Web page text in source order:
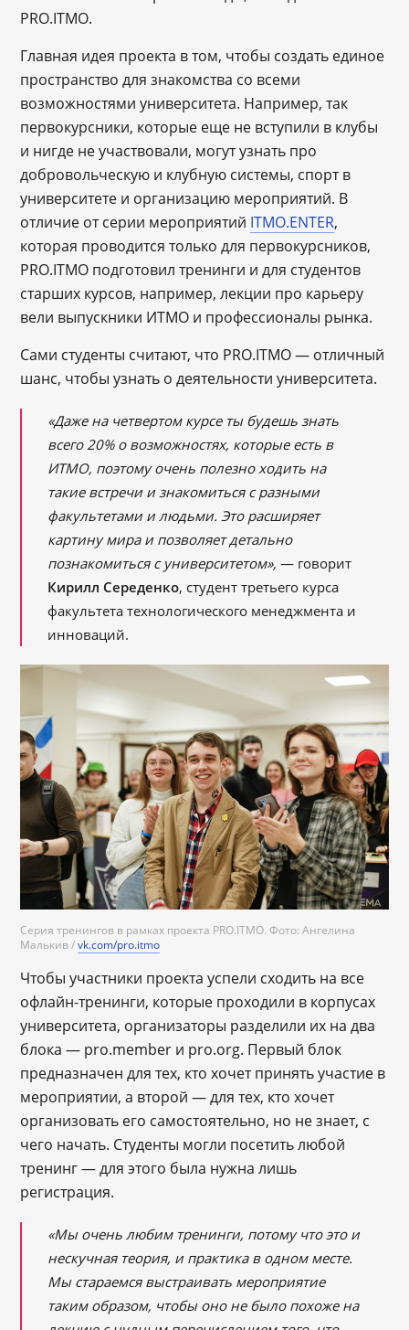
PRO.ITMO.
Главная идея проекта в том, чтобы создать единое
пространство для знакомства со всеми
возможностями университета. Например, так
первокурсники, которые еще не вступили в клубы
и нигде не участвовали, могут узнать про
добровольческую и клубную системы, спорт в
университете и организацию мероприятий. В
отличие от серии мероприятий ITMO.ENTER,
которая проводится только для первокурсников,
PRO.ITMO подготовил тренинги и для студентов
старших курсов, например, лекции про карьеру
вели выпускники ИТМО и профессионалы рынка.
Сами студенты считают, что PRO.ITMO — отличный
шанс, чтобы узнать о деятельности университета.
«Даже на четвертом курсе ты будешь знать
всего 20% о возможностях, которые есть в
ИТМО, поэтому очень полезно ходить на
такие встречи и знакомиться с разными
факультетами и людьми. Это расширяет
картину мира и позволяет детально
познакомиться с университетом», — говорит
Кирилл Середенко, студент третьего курса
факультета технологического менеджмента и
инноваций.
Серия тренингов в рамках проекта PRO.ITMO. Фото: Ангелина
Малькив /vk.com/pro.itmo
Чтобы участники проекта успели сходить на все
офлайн-тренинги, которые проходили в корпусах
университета, организаторы разделили их на два
блока — pro.member и pro.org. Первый блок
предназначен для тех, кто хочет принять участие в
мероприятии, а второй — для тех, кто хочет
организовать его самостоятельно, но не знает, с
чего начать. Студенты могли посетить любой
тренинг ― для этого была нужна лишь
регистрация.
«Мы очень любим тренинги, потому что это и
нескучная теория, и практика в одном месте.
Мы стараемся выстраивать мероприятие
таким образом, чтобы оно не было похоже на